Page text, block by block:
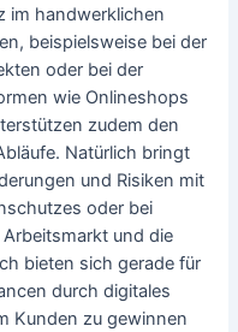
im handwerklichen
beispielsweise bei der
oder bei der
wie Onlineshops
zudem den
Natürlich bringt
und Risiken mit
oder bei
und die
bieten sich gerade für
durch digitales
Kunden zu gewinnen